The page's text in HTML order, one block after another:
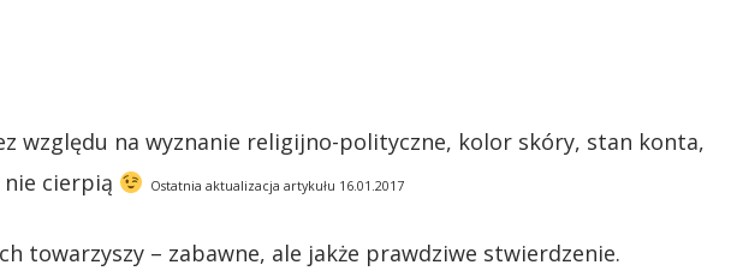
względu na wyznanie religijno-polityczne, kolor skóry, stan konta,
nie cierpią
Ostatnia aktualizacja artykułu 16.01.2017
towarzyszy – zabawne, ale jakże prawdziwe stwierdzenie.